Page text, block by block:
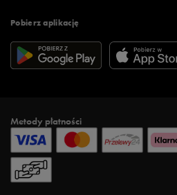
Pobierz aplikację
Metody płatności